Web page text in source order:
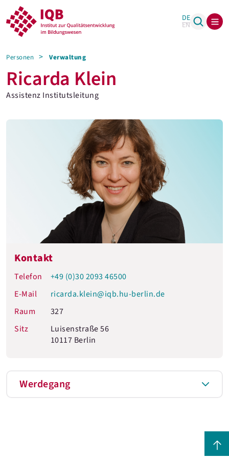
DE
EN
Werdegang
Personen Verwaltung
Ricarda Klein
Assistenz Institutsleitung
Kontakt
Telefon
+49 (0)30 2093 46500
E-Mail
ricarda.klein@iqb.hu-berlin.de
Raum
327
Sitz
Luisenstraße 56
10117 Berlin